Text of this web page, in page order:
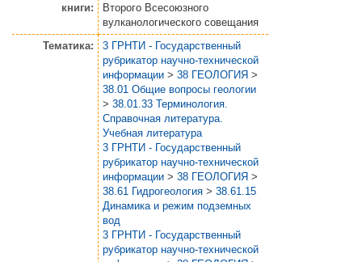
книги:
Второго Всесоюзного
вулканологического совещания
Тематика:
3 ГРНТИ - Государственный
рубрикатор научно-технической
информации > 38 ГЕОЛОГИЯ >
38.01 Общие вопросы геологии
> 38.01.33 Терминология.
Справочная литература.
Учебная литература
3 ГРНТИ - Государственный
рубрикатор научно-технической
информации > 38 ГЕОЛОГИЯ >
38.61 Гидрогеология > 38.61.15
Динамика и режим подземных
вод
3 ГРНТИ - Государственный
рубрикатор научно-технической